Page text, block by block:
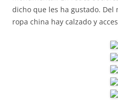
dicho que les ha gustado. Del
ropa china hay calzado y